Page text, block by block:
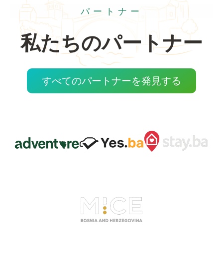
パートナー
私たちのパートナー
すべてのパートナーを発見する